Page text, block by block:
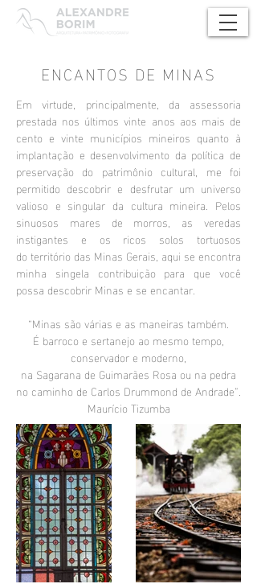
ENCANTOS DE MINAS
Em virtude, principalmente, da assessoria
prestada nos últimos vinte anos aos mais de
cento e vinte municípios mineiros quanto à
implantação e desenvolvimento da política de
preservação do patrimônio cultural, me foi
permitido descobrir e desfrutar um universo
valioso e singular da cultura mineira. Pelos
sinuosos mares de morros, as veredas
instigantes e os ricos solos tortuosos
do território das Minas Gerais, aqui se encontra
minha singela contribuição para que você
possa descobrir Minas e se encantar.
“Minas são várias e as maneiras também.
É barroco e sertanejo ao mesmo tempo,
conservador e moderno,
na Sagarana de Guimarães Rosa ou na pedra
no caminho de Carlos Drummond de Andrade”.
Maurício Tizumba